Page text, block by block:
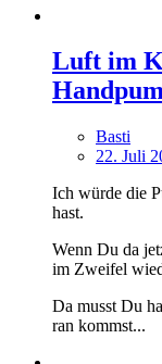
Luft im
Basti
22. Juli
Ich würde die
hast.
Wenn Du da
im Zweifel
Da musst Du
ran kommst...